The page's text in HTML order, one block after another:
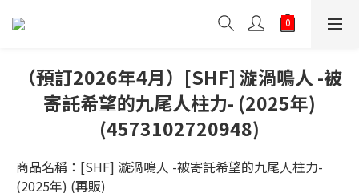
（預訂2026年4月）[SHF] 漩渦鳴人 -被
寄託希望的九尾人柱力- (2025年)
(4573102720948)
商品名稱：[SHF] 漩渦鳴人 -被寄託希望的九尾人柱力-
(2025年) (再販)